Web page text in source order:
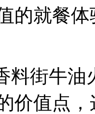
的就餐
料街牛油
价值点